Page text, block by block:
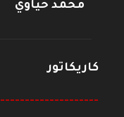
محمد حياوي
كاريكاتور
--------------------